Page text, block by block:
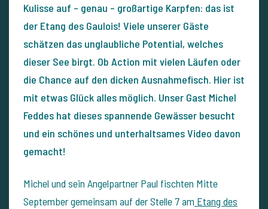
Kulisse auf – genau – großartige Karpfen: das ist
der Etang des Gaulois! Viele unserer Gäste
schätzen das unglaubliche Potential, welches
dieser See birgt. Ob Action mit vielen Läufen oder
die Chance auf den dicken Ausnahmefisch. Hier ist
mit etwas Glück alles möglich. Unser Gast Michel
Feddes hat dieses spannende Gewässer besucht
und ein schönes und unterhaltsames Video davon
gemacht!
Michel und sein Angelpartner Paul fischten Mitte
September gemeinsam auf der Stelle 7 am Etang des